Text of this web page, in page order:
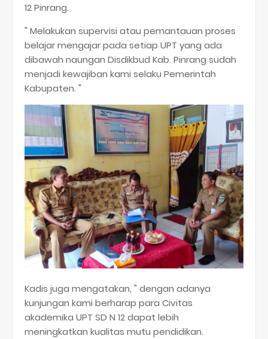
12 Pinrang.
" Melakukan supervisi atau pemantauan proses
belajar mengajar pada setiap UPT yang ada
dibawah naungan Disdikbud Kab. Pinrang sudah
menjadi kewajiban kami selaku Pemerintah
Kabupaten. "
Kadis juga mengatakan, " dengan adanya
kunjungan kami berharap para Civitas
akademika UPT SD N 12 dapat lebih
meningkatkan kualitas mutu pendidikan.